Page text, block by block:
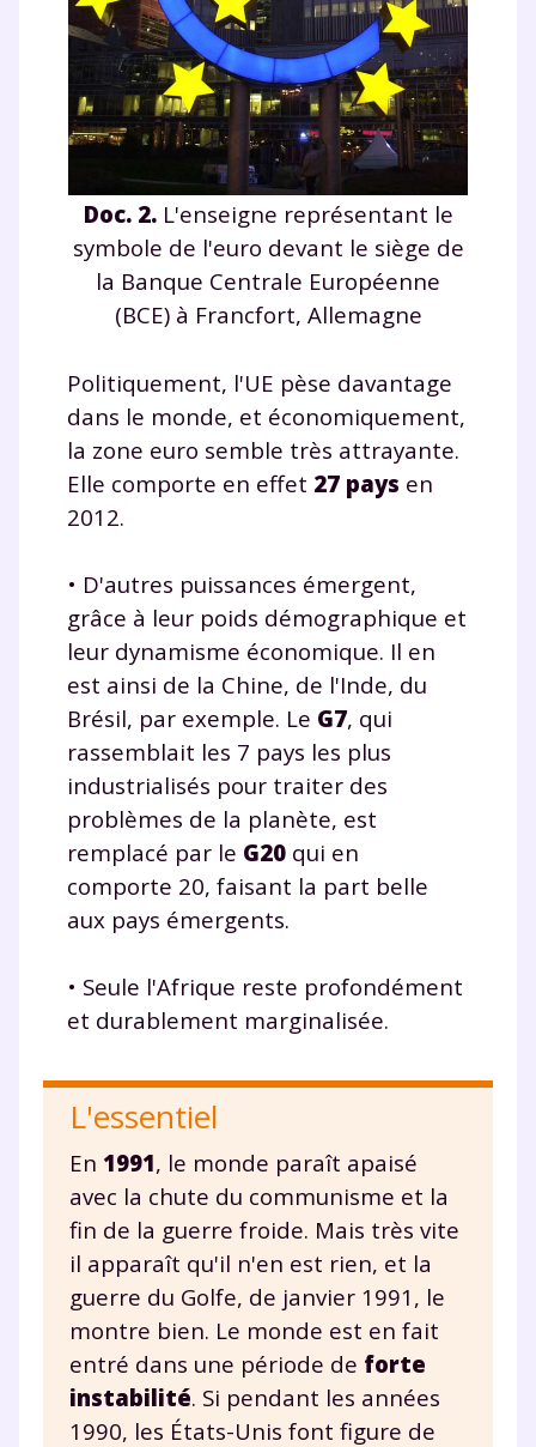
Doc. 2.L'enseigne représentant le
symbole de l'euro devant le siège de
la Banque Centrale Européenne
(BCE) à Francfort, Allemagne
Politiquement, l'UE pèse davantage
dans le monde, et économiquement,
la zone euro semble très attrayante.
Elle comporte en effet 27 pays en
2012.
• D'autres puissances émergent,
grâce à leur poids démographique et
leur dynamisme économique. Il en
est ainsi de la Chine, de l'Inde, du
Brésil, par exemple. Le G7, qui
rassemblait les 7 pays les plus
industrialisés pour traiter des
problèmes de la planète, est
remplacé par le G20 qui en
comporte 20, faisant la part belle
aux pays émergents.
• Seule l'Afrique reste profondément
et durablement marginalisée.
L'essentiel
En 1991, le monde paraît apaisé
avec la chute du communisme et la
fin de la guerre froide. Mais très vite
il apparaît qu'il n'en est rien, et la
guerre du Golfe, de janvier 1991, le
montre bien. Le monde est en fait
entré dans une période de forte
instabilité. Si pendant les années
1990, les États-Unis font figure de
suivre les progrès
Tout le programme scolaire du CP à
la Terminale
Des profs expérimentés disponibles
à la demande par tchat, audio ou
vidéo
TESTER GRATUITEMENT
données à caractère personnel soient traitées par SEJER, sous
la marque myMaxicours, afin que SEJER puisse vous donner
accès au service de soutien scolaire pendant 24h. Pour en
savoir plus sur la gestion de vos données personnelles et
pour exercer vos droits, vous pouvez consulter
charte .
communications de la part de
myMaxicours.
Votre adresse e-mail sera exclusivement utilisée pour
vous envoyer notre newsletter. Vous pourrez vous
désinscrire à tout moment, à travers le lien de
désinscription présent dans chaque newsletter. Pour
en savoir plus sur la gestion de vos données
personnelles et pour exercer vos droits, vous pouvez
consulternotre charte.